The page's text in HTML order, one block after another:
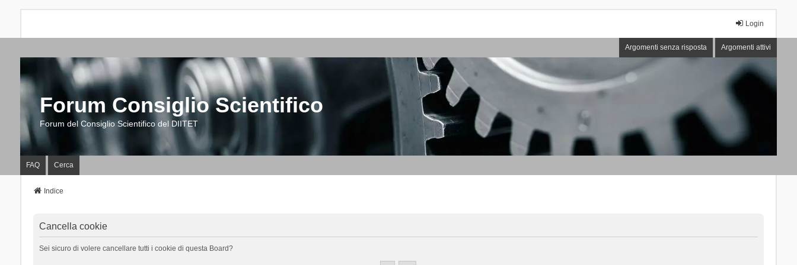
Login
Argomenti senza risposta Argomenti attivi
Forum Consiglio Scientifico
Forum del Consiglio Scientifico del DIITET
FAQ Cerca
Indice
Cancella cookie
Sei sicuro di volere cancellare tutti i cookie di questa Board?